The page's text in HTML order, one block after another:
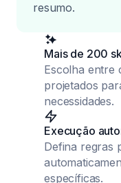
resumo.
Mais de 200
Escolha entre
projetados
necessidades.
Execução
Defina regras
específicas.